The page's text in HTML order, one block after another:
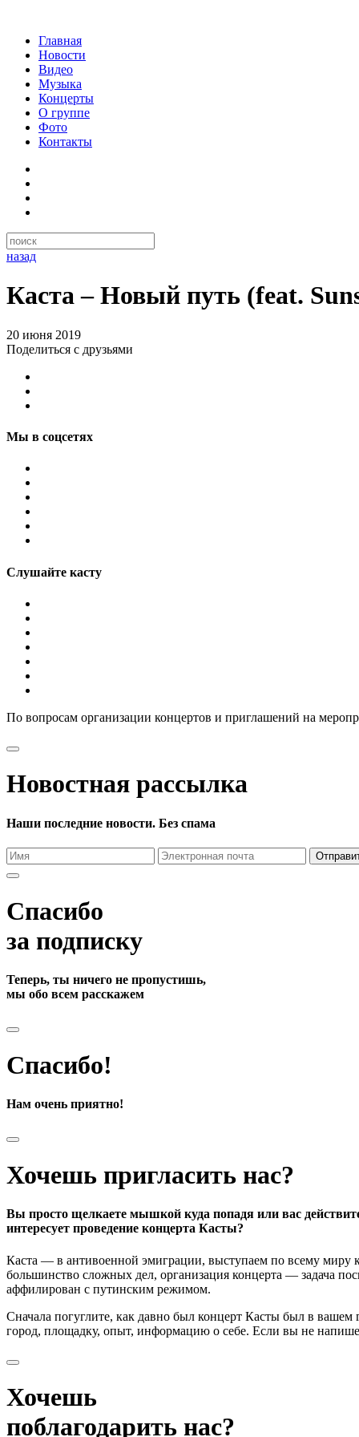
Главная
Новости
Видео
Музыка
Концерты
О группе
Фото
Контакты
назад
Каста – Новый путь (feat.
20 июня 2019
Поделиться с друзьями
Мы в соцсетях
Слушайте касту
По вопросам организации концертов и приглашений на
Новостная рассылка
Наши последние новости. Без спама
Спасибо
за подписку
Теперь, ты ничего не пропустишь,
мы обо всем расскажем
Спасибо!
Нам очень приятно!
Хочешь пригласить нас?
Вы просто щелкаете мышкой куда попадя или вас
интересует проведение концерта Касты?
Каста — в антивоенной эмиграции, выступаем по всему миру
большинство сложных дел, организация концерта — задача
аффилирован с путинским режимом.
Сначала погуглите, как давно был концерт Касты был в
город, площадку, опыт, информацию о себе. Если вы не
Хочешь
поблагодарить нас?